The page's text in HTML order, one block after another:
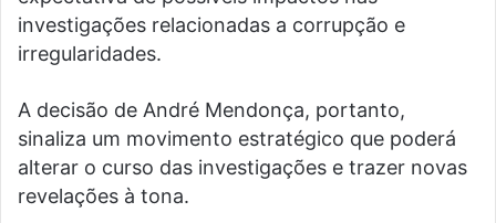
investigações relacionadas a corrupção e
irregularidades.
A decisão de André Mendonça, portanto,
sinaliza um movimento estratégico que poderá
alterar o curso das investigações e trazer novas
revelações à tona.